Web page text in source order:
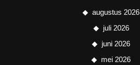
augustus 2026
juli 2026
juni 2026
mei 2026